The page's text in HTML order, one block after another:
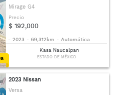
Mirage G4
Precio
$ 192,000
- 2023 - 69,312km - Automática
Kasa Naucalpan
ESTADO DE MÉXICO
2023 Nissan
Versa